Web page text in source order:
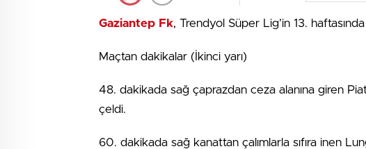
Gaziantep Fk, Trendyol Süper Lig’in 13.
Maçtan dakikalar (İkinci yarı)
48. dakikada sağ çaprazdan ceza alanına giren
çeldi.
60. dakikada sağ kanattan çalımlarla sıfıra inen